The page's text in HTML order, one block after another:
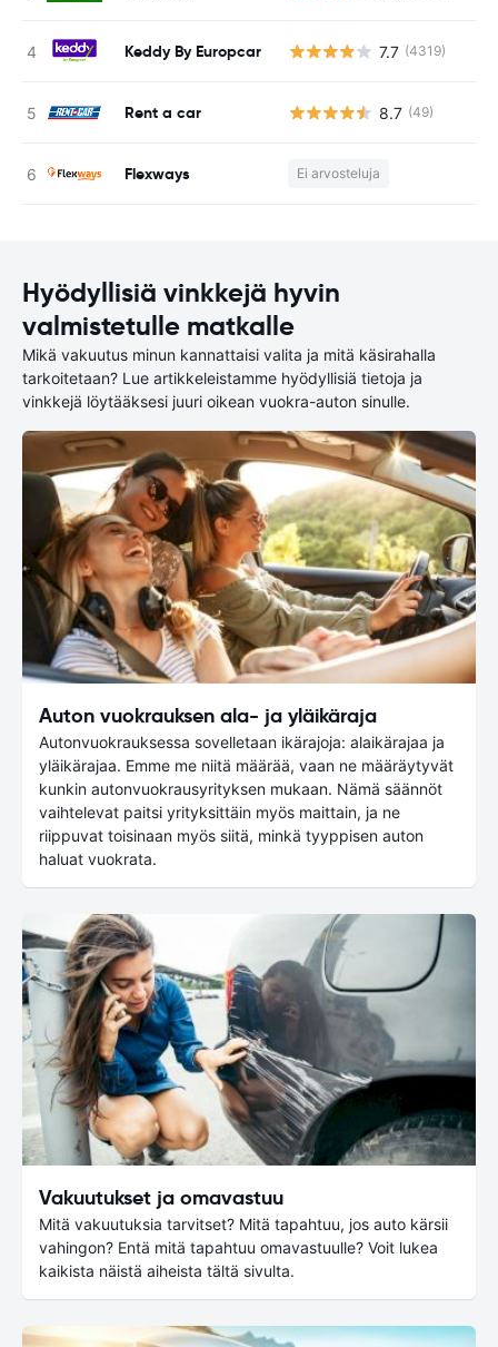
Keddy By Europcar 7.7 (4319)
Rent a car 8.7 (49)
Flexways Ei arvosteluja
Hyödyllisiä vinkkejä hyvin
valmistetulle matkalle
Mikä vakuutus minun kannattaisi valita ja mitä käsirahalla
tarkoitetaan? Lue artikkeleistamme hyödyllisiä tietoja ja
vinkkejä löytääksesi juuri oikean vuokra-auton sinulle.
Auton vuokrauksen ala- ja yläikäraja
Autonvuokrauksessa sovelletaan ikärajoja: alaikärajaa ja
yläikärajaa. Emme me niitä määrää, vaan ne määräytyvät
kunkin autonvuokrausyrityksen mukaan. Nämä säännöt
vaihtelevat paitsi yrityksittäin myös maittain, ja ne
riippuvat toisinaan myös siitä, minkä tyyppisen auton
haluat vuokrata.
Vakuutukset ja omavastuu
Mitä vakuutuksia tarvitset? Mitä tapahtuu, jos auto kärsii
vahingon? Entä mitä tapahtuu omavastuulle? Voit lukea
kaikista näistä aiheista tältä sivulta.